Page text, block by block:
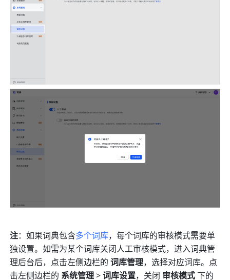
注：如果词典包含多个词库，每个词库的审核模式需要单
独设置。如需为某个词库关闭人工审核模式，进入词典管
理后台后，点击左侧边栏的 词库管理，选择对应词库。点
击左侧边栏的 系统管理 > 词库设置，关闭 审核模式